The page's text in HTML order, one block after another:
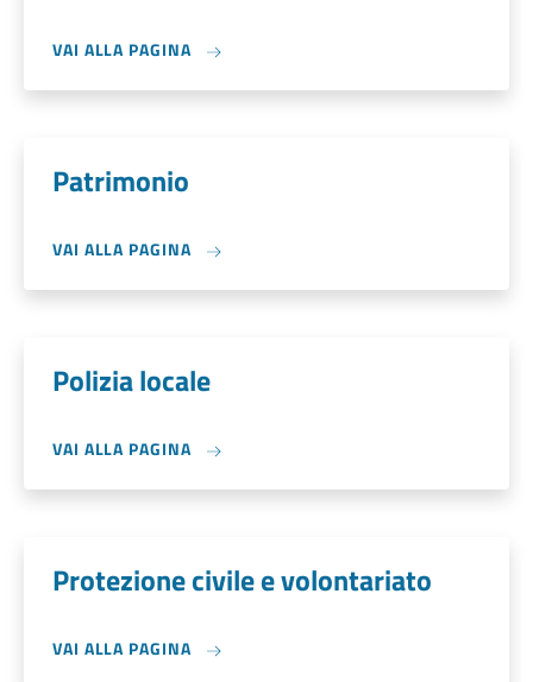
VAI ALLA PAGINA
Patrimonio
VAI ALLA PAGINA
Polizia locale
VAI ALLA PAGINA
Protezione civile e volontariato
VAI ALLA PAGINA